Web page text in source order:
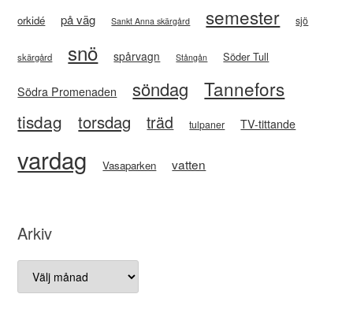
orkidé på väg Sankt Anna skärgård semester sjö
skärgård snö spårvagn Stångån Söder Tull
Södra Promenaden söndag Tannefors
tisdag torsdag träd tulpaner TV-tittande
vardag Vasaparken vatten
Arkiv
Arkiv